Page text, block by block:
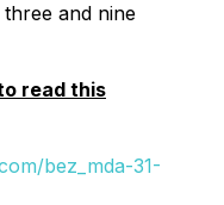
and nine
read this
bez_mda-31-